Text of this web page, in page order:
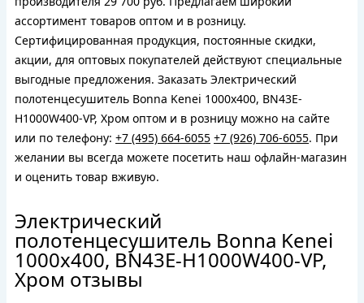
ассортимент товаров оптом и в розницу.
Сертифицированная продукция, постоянные скидки,
акции, для оптовых покупателей действуют специальные
выгодные предложения. Заказать Электрический
полотенцесушитель Bonna Kenei 1000x400, BN43E-
H1000W400-VP, Хром оптом и в розницу можно на сайте
или по телефону: +7 (495) 664-6055 +7 (926) 706-6055. При
желании вы всегда можете посетить наш офлайн-магазин
и оценить товар вживую.
Электрический
полотенцесушитель Bonna Kenei
1000x400, BN43E-H1000W400-VP,
Хром отзывы